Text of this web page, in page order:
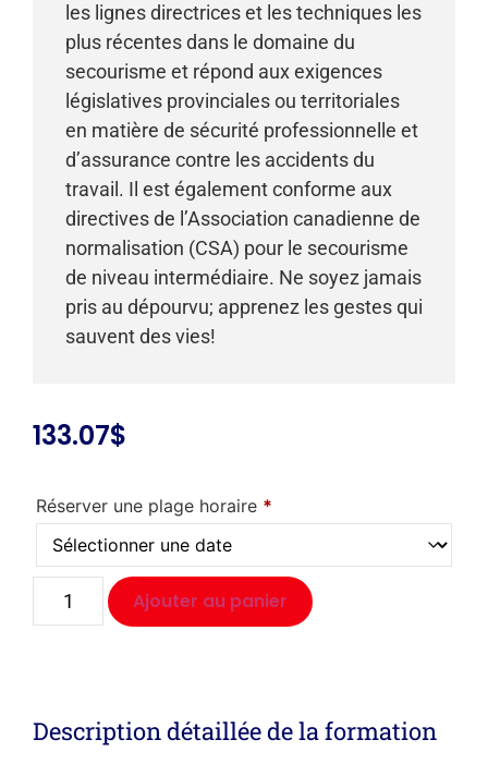
les lignes directrices et les techniques les
plus récentes dans le domaine du
secourisme et répond aux exigences
législatives provinciales ou territoriales
en matière de sécurité professionnelle et
d’assurance contre les accidents du
travail. Il est également conforme aux
directives de l’Association canadienne de
normalisation (CSA) pour le secourisme
de niveau intermédiaire. Ne soyez jamais
pris au dépourvu; apprenez les gestes qui
sauvent des vies!
133.07$
Réserver une plage horaire *
Ajouter au panier
Description détaillée de la formation